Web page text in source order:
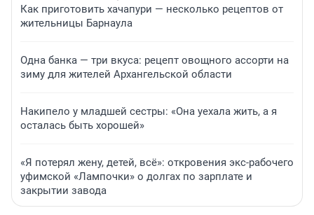
Как приготовить хачапури — несколько рецептов от
жительницы Барнаула
Одна банка — три вкуса: рецепт овощного ассорти на
зиму для жителей Архангельской области
Накипело у младшей сестры: «Она уехала жить, а я
осталась быть хорошей»
«Я потерял жену, детей, всё»: откровения экс-рабочего
уфимской «Лампочки» о долгах по зарплате и
закрытии завода